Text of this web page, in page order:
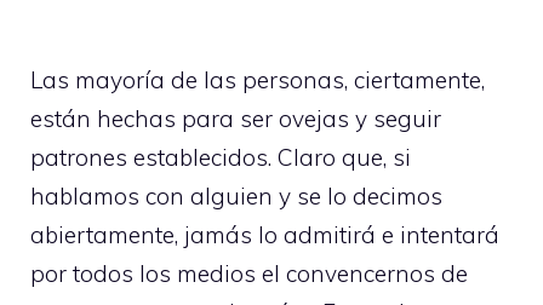
Las mayoría de las personas, ciertamente,
están hechas para ser ovejas y seguir
patrones establecidos. Claro que, si
hablamos con alguien y se lo decimos
abiertamente, jamás lo admitirá e intentará
por todos los medios el convencernos de